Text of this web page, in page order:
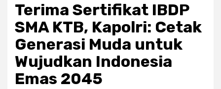
Terima Sertifikat IBDP
SMA KTB, Kapolri: Cetak
Generasi Muda untuk
Wujudkan Indonesia
Emas 2045